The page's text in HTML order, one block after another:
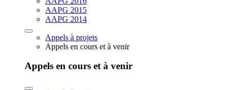
AAPG 2015
AAPG 2014
Appels à projets
Appels en cours et à venir
Appels en cours et à venir